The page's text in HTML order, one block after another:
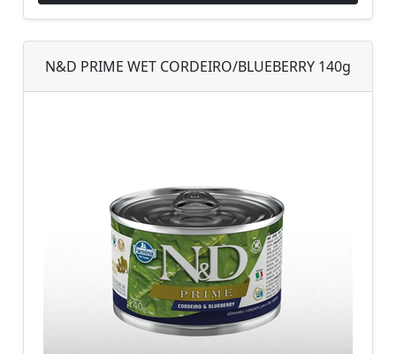
N&D PRIME WET CORDEIRO/BLUEBERRY 140g